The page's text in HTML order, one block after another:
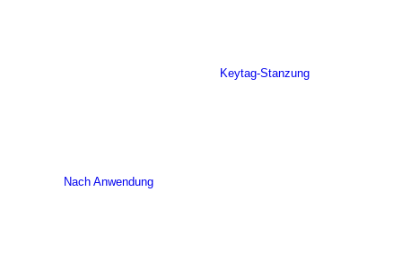
Keytag-Stanzung
Nach Anwendung